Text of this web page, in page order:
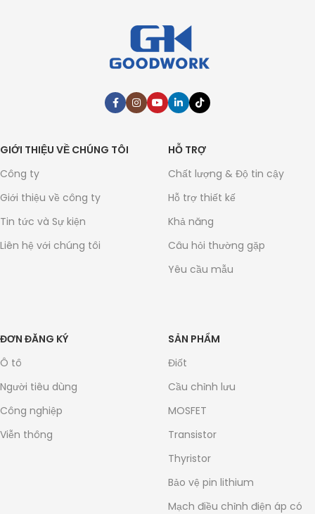
GIỚI THIỆU VỀ CHÚNG TÔI
Công ty
Giới thiệu về công ty
Tin tức và Sự kiện
Liên hệ với chúng tôi
HỖ TRỢ
Chất lượng & Độ tin cậy
Hỗ trợ thiết kế
Khả năng
Câu hỏi thường gặp
Yêu cầu mẫu
ĐƠN ĐĂNG KÝ
Ô tô
Người tiêu dùng
Công nghiệp
Viễn thông
SẢN PHẨM
Điốt
Cầu chỉnh lưu
MOSFET
Transistor
Thyristor
Bảo vệ pin lithium
Mạch điều chỉnh điện áp có